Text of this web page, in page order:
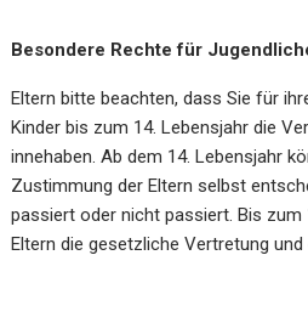
Besondere Rechte für
Eltern bitte beachten, dass Sie für
Kinder bis zum 14. Lebensjahr die
innehaben. Ab dem 14. Lebensjahr
Zustimmung der Eltern selbst
passiert oder nicht passiert. Bis zum
Eltern die gesetzliche Vertretung